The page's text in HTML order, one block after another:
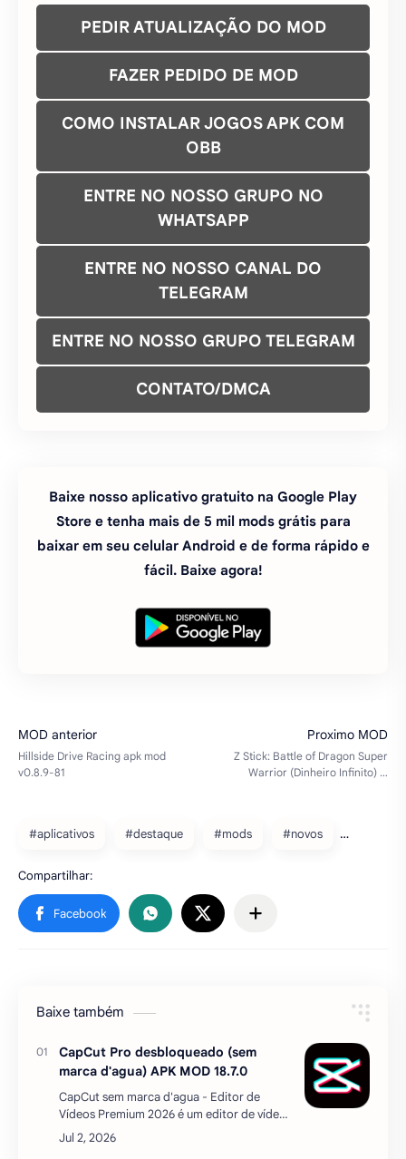
O que você achou deste MOD?
Compartilhe:
FAZER UM COMENTÁRIO
PEDIR ATUALIZAÇÃO DO MOD
FAZER PEDIDO DE MOD
COMO INSTALAR JOGOS APK COM
OBB
ENTRE NO NOSSO GRUPO NO
WHATSAPP
ENTRE NO NOSSO GRUPO TELEGRAM
CONTATO/DMCA